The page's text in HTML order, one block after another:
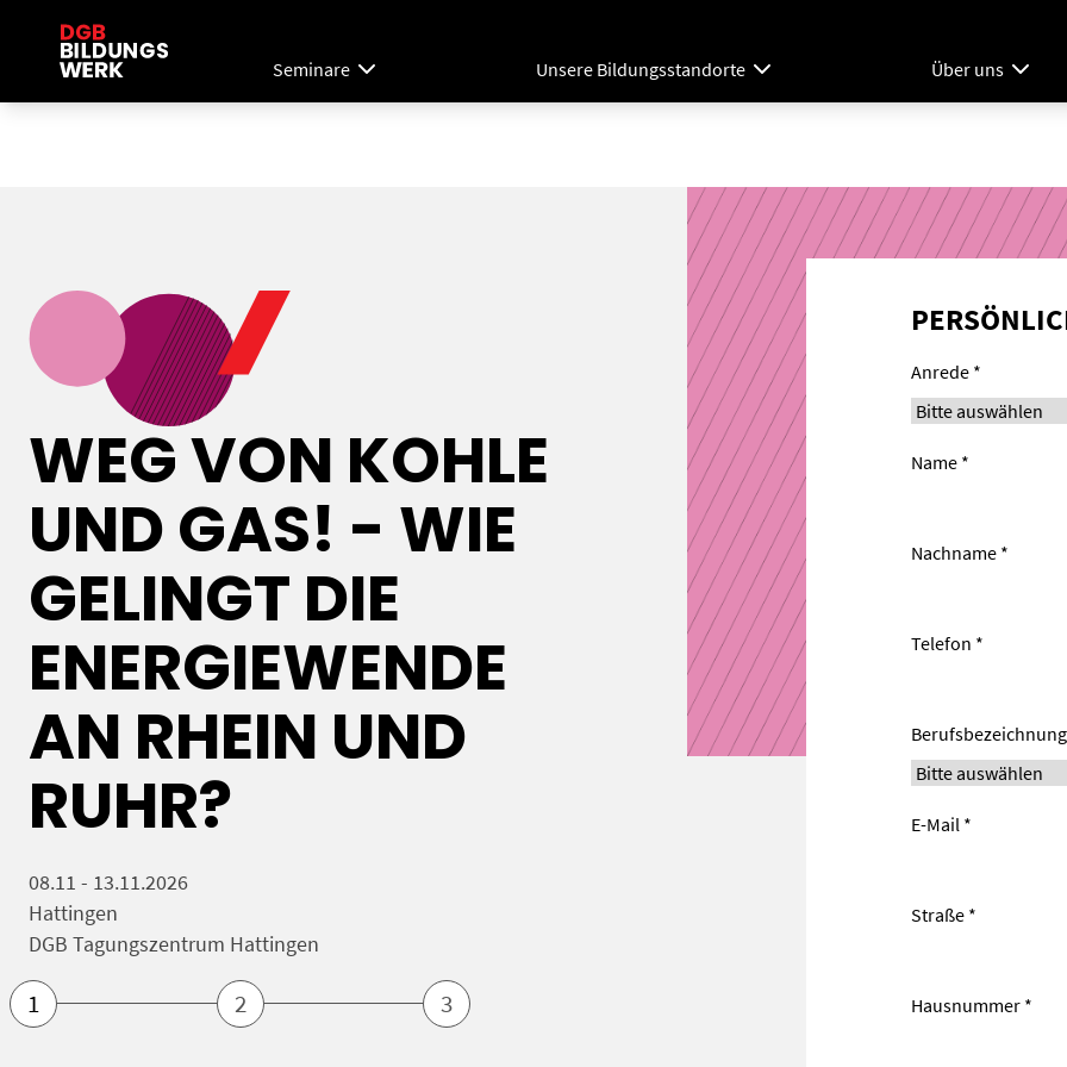
Seminare Unsere Bildungsstandorte Über uns
WEG VON KOHLE
UND GAS! - WIE
GELINGT DIE
ENERGIEWENDE
AN RHEIN UND
RUHR?
08.11 - 13.11.2026
Hattingen
DGB Tagungszentrum Hattingen
1 2 3
Anrede *
Name *
Nachname *
Telefon *
E-Mail *
Straße *
Hausnummer *